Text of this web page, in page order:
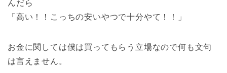
んだら
「高い！！こっちの安いやつで十分やて！！」
お金に関しては僕は買ってもらう立場なので何も文句
は言えません。